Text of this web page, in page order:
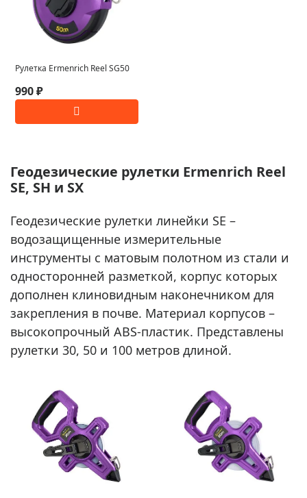
Рулетка Ermenrich Reel SG50
990 ₽
Геодезические рулетки Ermenrich Reel
SE, SH и SX
Геодезические рулетки линейки SE –
водозащищенные измерительные
инструменты с матовым полотном из стали и
односторонней разметкой, корпус которых
дополнен клиновидным наконечником для
закрепления в почве. Материал корпусов –
высокопрочный ABS-пластик. Представлены
рулетки 30, 50 и 100 метров длиной.